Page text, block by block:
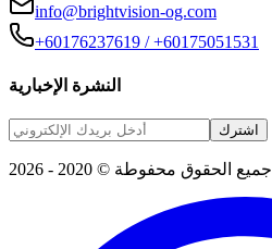
info@brightvision-og.com
+60176237619 / +60175051531
النشرة الإخبارية
اشترك
جميع الحقوق محفوطة © 2020 - 2026